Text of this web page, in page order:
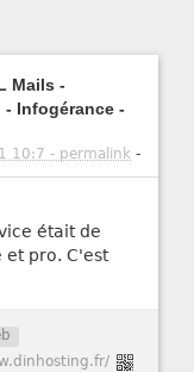
Mails -
- Infogérance -
10:7 - permalink -
était de
et pro. C'est